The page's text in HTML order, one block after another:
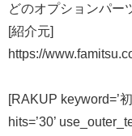
どのオプションパー
[紹介元]
https://
[RAKUP keyword=’
hits=’30’